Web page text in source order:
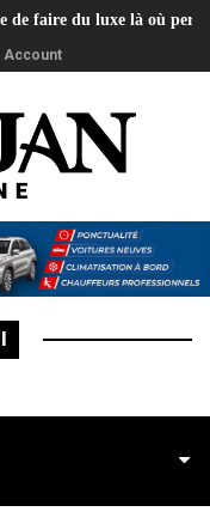
de faire du luxe là où
Account